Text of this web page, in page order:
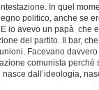
In quel
politico, anche se
io avevo un papà che
del partito. Il bar,
Facevano
comunista perchè
dall’ideologia,